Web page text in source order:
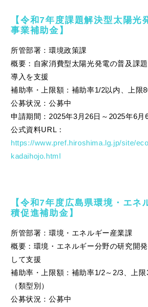
【令和7年度課題解決型太陽光
事業補助金】
所管部署：環境政策課
概要：自家消費型太陽光発電の普及課
導入を支援
補助率・上限額：補助率1/2以内、上限
公募状況：公募中
申請期間：2025年3月26日～2025年6月
公式資料URL：
https://www.pref.hiroshima.lg.jp/site/
kadaihojo.html
【令和7年度広島県環境・エネ
積促進補助金】
所管部署：環境・エネルギー産業課
概要：環境・エネルギー分野の研究開
して支援
補助率・上限額：補助率1/2～2/3、上
（類型別）
公募状況：公募中